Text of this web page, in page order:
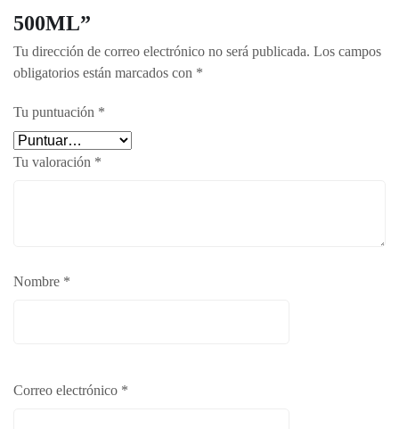
500ML”
Tu dirección de correo electrónico no será publicada. Los campos
obligatorios están marcados con *
Tu puntuación *
Tu valoración *
Nombre *
Correo electrónico *